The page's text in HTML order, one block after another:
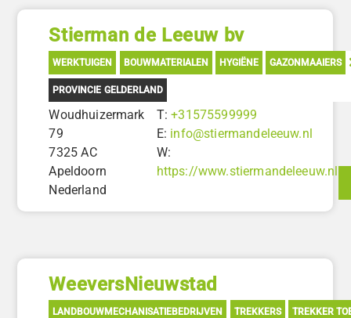
Stierman de Leeuw bv
WERKTUIGEN BOUWMATERIALEN HYGIËNE GAZONMAAIERS
PROVINCIE GELDERLAND
Woudhuizermark
79
7325 AC
Apeldoorn
Nederland
T:+31575599999
E: info@stiermandeleeuw.nl
W:
https://www.stiermandeleeuw.nl
WeeversNieuwstad
LANDBOUWMECHANISATIEBEDRIJVEN TREKKERS TREKKER